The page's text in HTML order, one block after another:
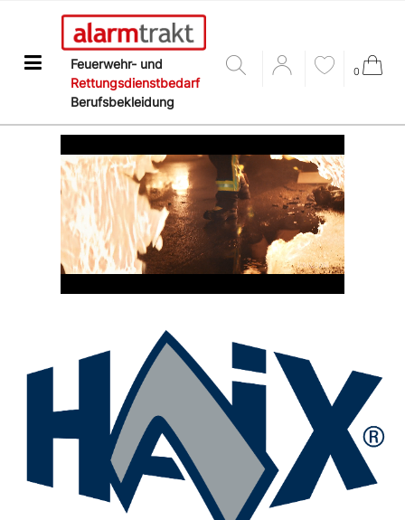
Feuerwehr- und
Rettungsdienstbedarf
Berufsbekleidung
0